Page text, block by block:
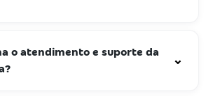
o atendimento e suporte da
⌄